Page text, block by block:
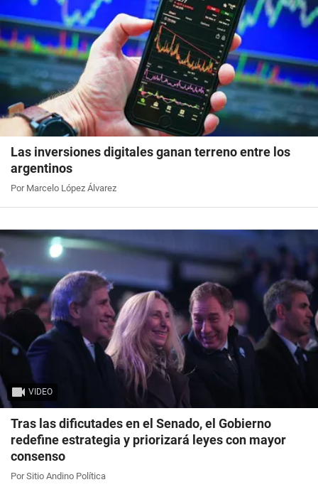
Las inversiones digitales ganan terreno entre los
argentinos
Por Marcelo López Álvarez
VIDEO
Tras las dificutades en el Senado, el Gobierno
redefine estrategia y priorizará leyes con mayor
consenso
Por Sitio Andino Política